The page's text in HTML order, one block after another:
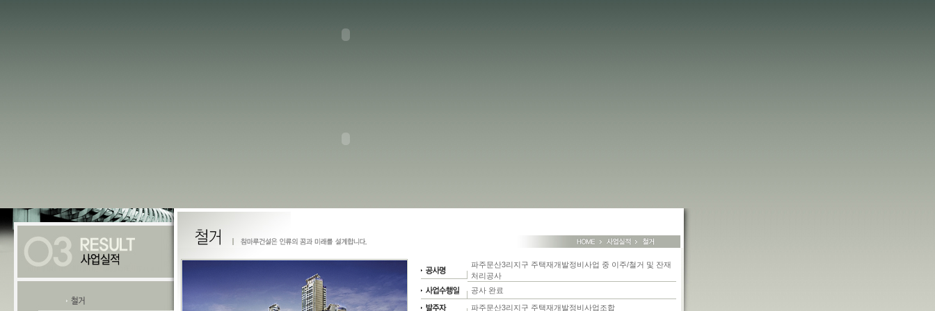
파주문산3리지구 주택재개발정비사업 중 이주/철거 및 잔재
처리공사
공사 완료
파주문산3리지구 주택재개발정비사업조합